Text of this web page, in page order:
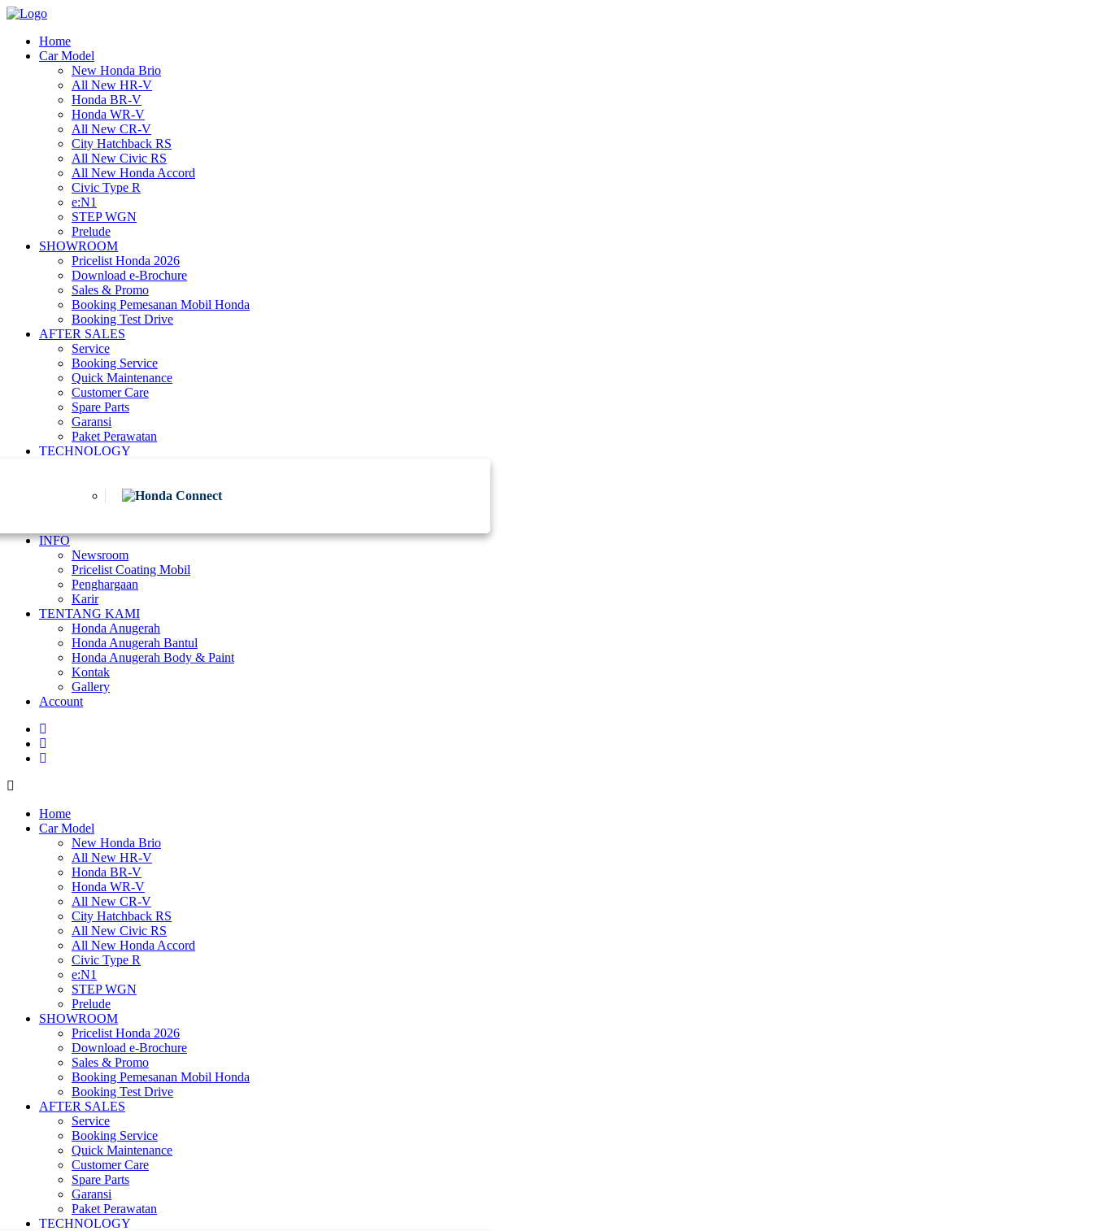
Home
Car Model
New Honda Brio
All New HR-V
Honda BR-V
Honda WR-V
All New CR-V
City Hatchback RS
All New Civic RS
All New Honda Accord
Civic Type R
e:N1
STEP WGN
Prelude
SHOWROOM
Pricelist Honda 2026
Download e-Brochure
Sales & Promo
Booking Pemesanan Mobil Honda
Booking Test Drive
AFTER SALES
Service
Booking Service
Quick Maintenance
Customer Care
Spare Parts
Garansi
Paket Perawatan
TECHNOLOGY
INFO
Newsroom
Pricelist Coating Mobil
Penghargaan
Karir
TENTANG KAMI
Honda Anugerah
Honda Anugerah Bantul
Honda Anugerah Body & Paint
Kontak
Gallery
Account
Home
Car Model
New Honda Brio
All New HR-V
Honda BR-V
Honda WR-V
All New CR-V
City Hatchback RS
All New Civic RS
All New Honda Accord
Civic Type R
e:N1
STEP WGN
Prelude
SHOWROOM
Pricelist Honda 2026
Download e-Brochure
Sales & Promo
Booking Pemesanan Mobil Honda
Booking Test Drive
AFTER SALES
Service
Booking Service
Quick Maintenance
Customer Care
Spare Parts
Garansi
Paket Perawatan
TECHNOLOGY